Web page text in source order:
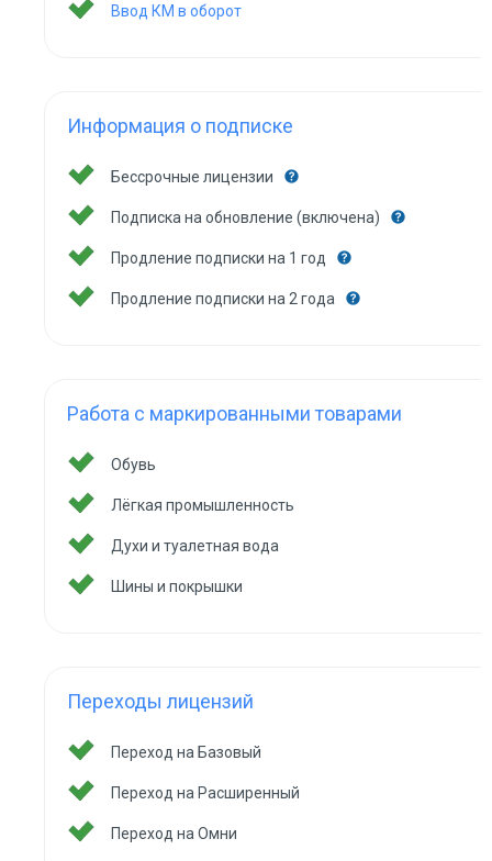
Ввод КМ в оборот
Информация о подписке
Бессрочные лицензии
Подписка на обновление (включена)
Продление подписки на 1 год
Продление подписки на 2 года
Работа с маркированными товарами
Обувь
Лёгкая промышленность
Духи и туалетная вода
Шины и покрышки
Переходы лицензий
Переход на Базовый
Переход на Расширенный
Переход на Омни